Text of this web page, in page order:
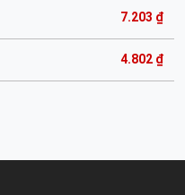
7.203 ₫
4.802 ₫